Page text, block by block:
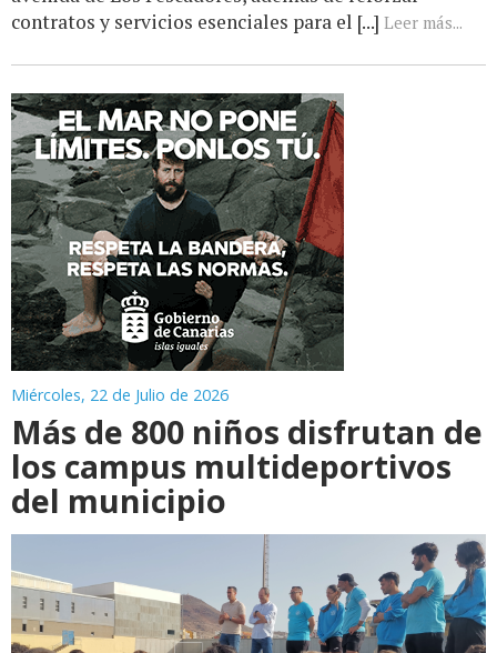
contratos y servicios esenciales para el [...] Leer más...
Miércoles, 22 de Julio de 2026
Más de 800 niños disfrutan de
los campus multideportivos
del municipio